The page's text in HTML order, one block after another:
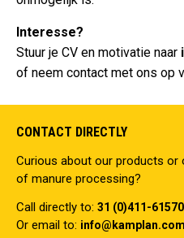
Interesse?
Stuur je CV en motivatie naar
of neem contact met ons op
CONTACT DIRECTLY
Curious about our products
of manure processing?
Call directly to: 31 (0)411-
Or email to: info@kamplan.com